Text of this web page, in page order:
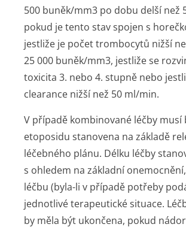
500 buněk/mm3 po dobu delší než
pokud je tento stav spojen s
jestliže je počet trombocytů nižší
25 000 buněk/mm3, jestliže se
toxicita 3. nebo 4. stupně nebo
clearance nižší než 50 ml/min.
V případě kombinované léčby musí
etoposidu stanovena na základě
léčebného plánu. Délku léčby
s ohledem na základní
léčbu (byla-li v případě potřeby
jednotlivé terapeutické situace.
by měla být ukončena, pokud